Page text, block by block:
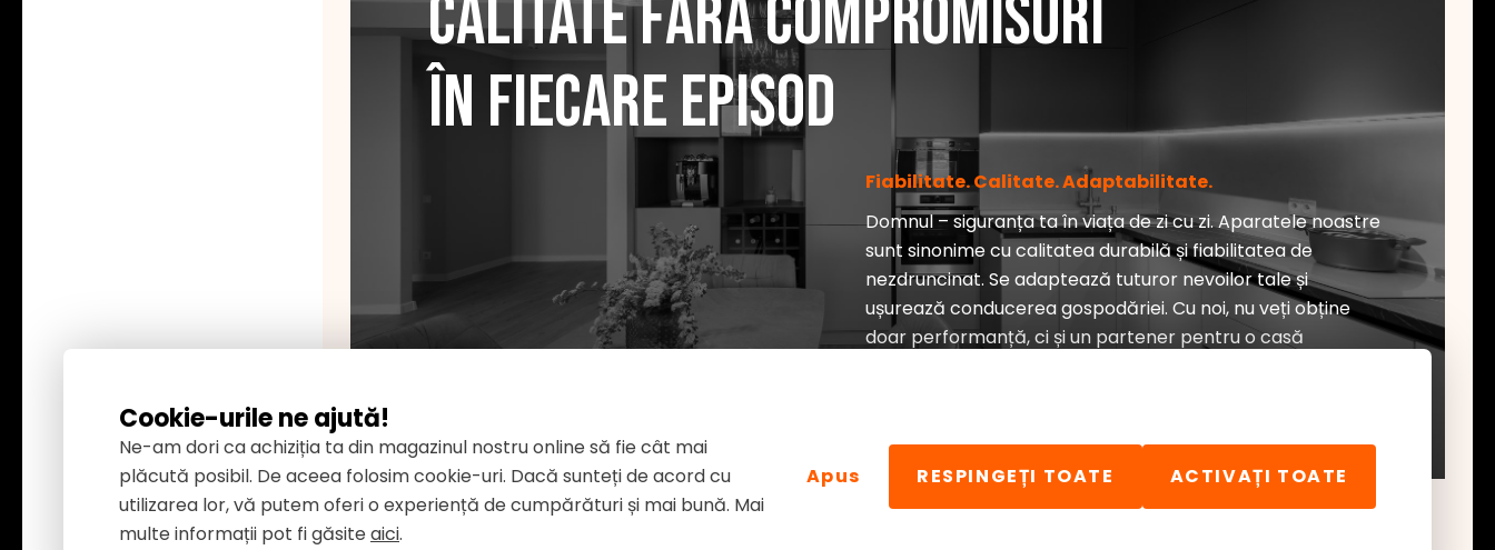
Calitate fără compromisuri
În fiecare episod
Fiabilitate. Calitate. Adaptabilitate.
Domnul – siguranța ta în viața de zi cu zi. Aparatele noastre
sunt sinonime cu calitatea durabilă și fiabilitatea de
nezdruncinat. Se adaptează tuturor nevoilor tale și
ușurează conducerea gospodăriei. Cu noi, nu veți obține
doar performanță, ci și un partener pentru o casă
Cookie-urile ne ajută!
Ne-am dori ca achiziția ta din magazinul nostru online să fie cât mai
plăcută posibil. De aceea folosim cookie-uri. Dacă sunteți de acord cu
utilizarea lor, vă putem oferi o experiență de cumpărături și mai bună. Mai
multe informații pot fi găsiteaici.
Apus RESPINGEȚI TOATE ACTIVAȚI TOATE